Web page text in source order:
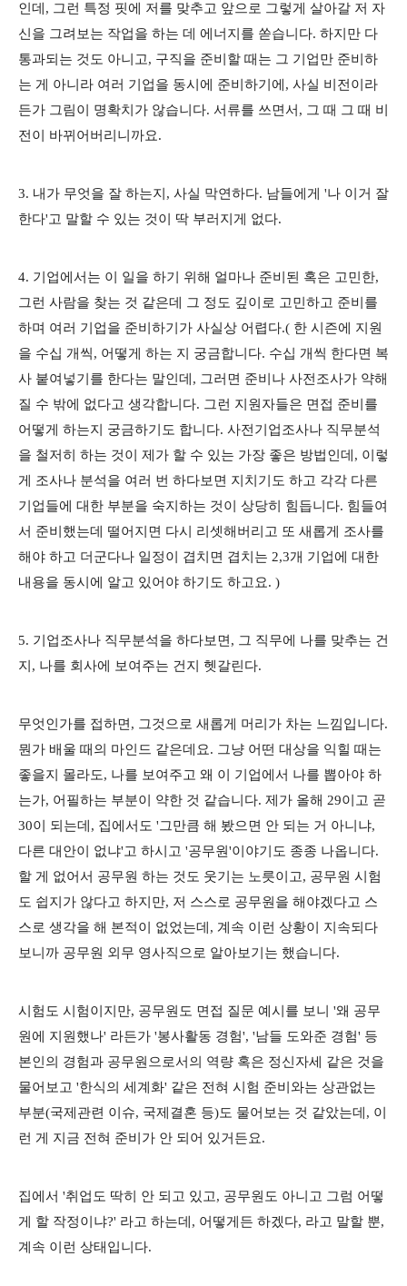
인데, 그런 특정 핏에 저를 맞추고 앞으로 그렇게 살아갈 저 자
신을 그려보는 작업을 하는 데 에너지를 쏟습니다. 하지만 다
통과되는 것도 아니고, 구직을 준비할 때는 그 기업만 준비하
는 게 아니라 여러 기업을 동시에 준비하기에, 사실 비전이라
든가 그림이 명확치가 않습니다. 서류를 쓰면서, 그 때 그 때 비
전이 바뀌어버리니까요.
3. 내가 무엇을 잘 하는지, 사실 막연하다. 남들에게 '나 이거 잘
한다'고 말할 수 있는 것이 딱 부러지게 없다.
4. 기업에서는 이 일을 하기 위해 얼마나 준비된 혹은 고민한,
그런 사람을 찾는 것 같은데 그 정도 깊이로 고민하고 준비를
하며 여러 기업을 준비하기가 사실상 어렵다.( 한 시즌에 지원
을 수십 개씩, 어떻게 하는 지 궁금합니다. 수십 개씩 한다면 복
사 붙여넣기를 한다는 말인데, 그러면 준비나 사전조사가 약해
질 수 밖에 없다고 생각합니다. 그런 지원자들은 면접 준비를
어떻게 하는지 궁금하기도 합니다. 사전기업조사나 직무분석
을 철저히 하는 것이 제가 할 수 있는 가장 좋은 방법인데, 이렇
게 조사나 분석을 여러 번 하다보면 지치기도 하고 각각 다른
기업들에 대한 부분을 숙지하는 것이 상당히 힘듭니다. 힘들여
서 준비했는데 떨어지면 다시 리셋해버리고 또 새롭게 조사를
해야 하고 더군다나 일정이 겹치면 겹치는 2,3개 기업에 대한
내용을 동시에 알고 있어야 하기도 하고요. )
5. 기업조사나 직무분석을 하다보면, 그 직무에 나를 맞추는 건
지, 나를 회사에 보여주는 건지 헷갈린다.
무엇인가를 접하면, 그것으로 새롭게 머리가 차는 느낌입니다.
뭔가 배울 때의 마인드 같은데요. 그냥 어떤 대상을 익힐 때는
좋을지 몰라도, 나를 보여주고 왜 이 기업에서 나를 뽑아야 하
는가, 어필하는 부분이 약한 것 같습니다. 제가 올해 29이고 곧
30이 되는데, 집에서도 '그만큼 해 봤으면 안 되는 거 아니냐,
다른 대안이 없냐'고 하시고 '공무원'이야기도 종종 나옵니다.
할 게 없어서 공무원 하는 것도 웃기는 노릇이고, 공무원 시험
도 쉽지가 않다고 하지만, 저 스스로 공무원을 해야겠다고 스
스로 생각을 해 본적이 없었는데, 계속 이런 상황이 지속되다
보니까 공무원 외무 영사직으로 알아보기는 했습니다.
시험도 시험이지만, 공무원도 면접 질문 예시를 보니 '왜 공무
원에 지원했나' 라든가 '봉사활동 경험', '남들 도와준 경험' 등
본인의 경험과 공무원으로서의 역량 혹은 정신자세 같은 것을
물어보고 '한식의 세계화' 같은 전혀 시험 준비와는 상관없는
부분(국제관련 이슈, 국제결혼 등)도 물어보는 것 같았는데, 이
런 게 지금 전혀 준비가 안 되어 있거든요.
집에서 '취업도 딱히 안 되고 있고, 공무원도 아니고 그럼 어떻
게 할 작정이냐?' 라고 하는데, 어떻게든 하겠다, 라고 말할 뿐,
계속 이런 상태입니다.